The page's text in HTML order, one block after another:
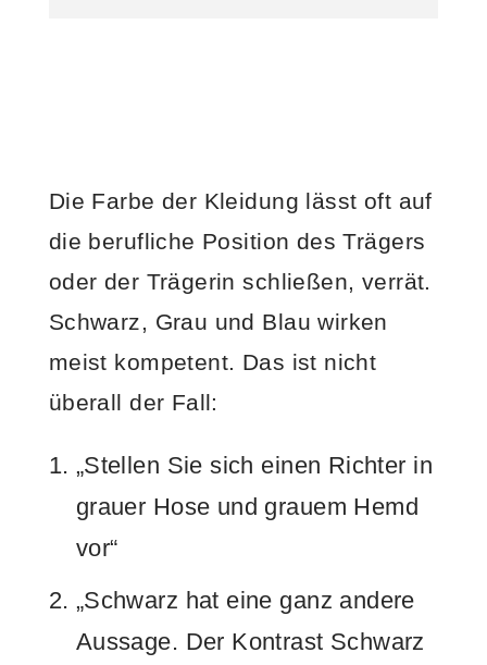
Die Farbe der Kleidung lässt oft auf
die berufliche Position des Trägers
oder der Trägerin schließen, verrät.
Schwarz, Grau und Blau wirken
meist kompetent. Das ist nicht
überall der Fall:
„Stellen Sie sich einen Richter in
grauer Hose und grauem Hemd
vor“
„Schwarz hat eine ganz andere
Aussage. Der Kontrast Schwarz